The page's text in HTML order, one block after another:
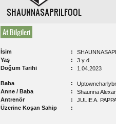
SHAUNNASAPRILFOOL
At Bilgileri
İsim
Yaş
3 y d
Doğum Tarihi
1.04.2023
Baba
Anne / Baba
Shaunna
Antrenör
JULIE A.
Üzerine Koşan Sahip